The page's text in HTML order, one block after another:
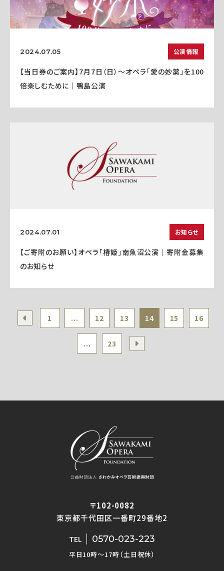
2024.07.05 公演情報
【当日券のご案内】7月7日（日）～オペラ「愛の妙薬」を100
倍楽しむために｜鴨島公演
2024.07.01 お知らせ
【ご寄附のお願い】オペラ「椿姫」南魚沼公演｜寄附金募集
のお知らせ
1 ... 12 13 14 15 16
... 23
〒102-0082
東京都千代田区一番町29番地2
TEL 0570-023-223
平日10時〜17時（土日祝休）